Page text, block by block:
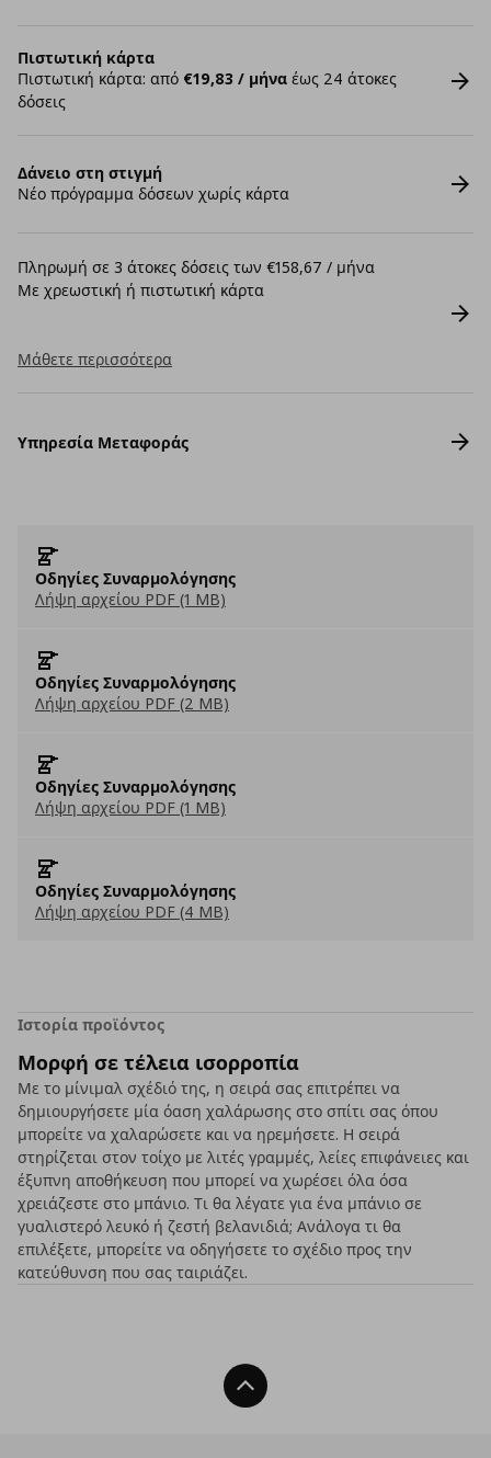
Πιστωτική κάρτα
Πιστωτική κάρτα: από €19,83 / μήνα έως 24 άτοκες
δόσεις
Δάνειο στη στιγμή
Νέο πρόγραμμα δόσεων χωρίς κάρτα
Πληρωμή σε 3 άτοκες δόσεις των €158,67 / μήνα
Με χρεωστική ή πιστωτική κάρτα
Μάθετε περισσότερα
Υπηρεσία Μεταφοράς
Οδηγίες Συναρμολόγησης
Λήψη αρχείου PDF (1 MB)
Οδηγίες Συναρμολόγησης
Λήψη αρχείου PDF (2 MB)
Οδηγίες Συναρμολόγησης
Λήψη αρχείου PDF (1 MB)
Οδηγίες Συναρμολόγησης
Λήψη αρχείου PDF (4 MB)
Ιστορία προϊόντος
Μορφή σε τέλεια ισορροπία
Με το μίνιμαλ σχέδιό της, η σειρά σας επιτρέπει να
δημιουργήσετε μία όαση χαλάρωσης στο σπίτι σας όπου
μπορείτε να χαλαρώσετε και να ηρεμήσετε. Η σειρά
στηρίζεται στον τοίχο με λιτές γραμμές, λείες επιφάνειες και
έξυπνη αποθήκευση που μπορεί να χωρέσει όλα όσα
χρειάζεστε στο μπάνιο. Τι θα λέγατε για ένα μπάνιο σε
γυαλιστερό λευκό ή ζεστή βελανιδιά; Ανάλογα τι θα
επιλέξετε, μπορείτε να οδηγήσετε το σχέδιο προς την
κατεύθυνση που σας ταιριάζει.
Back To Top